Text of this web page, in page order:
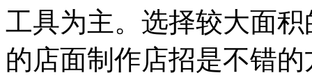
工具为主。选择较大面
的店面制作店招是不错的